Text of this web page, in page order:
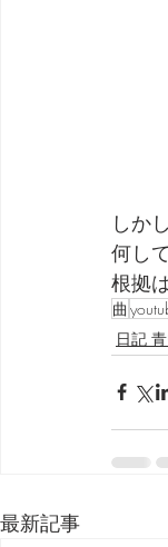
しか
何し
根拠
曲
日記
最新記事